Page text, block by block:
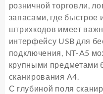
розничной торговли,
запасами, где быстрое
штрихкодов имеет
интерфейсу USB для
подключения, NT-A5
крупными предметами
сканирования A4.
С глубиной поля